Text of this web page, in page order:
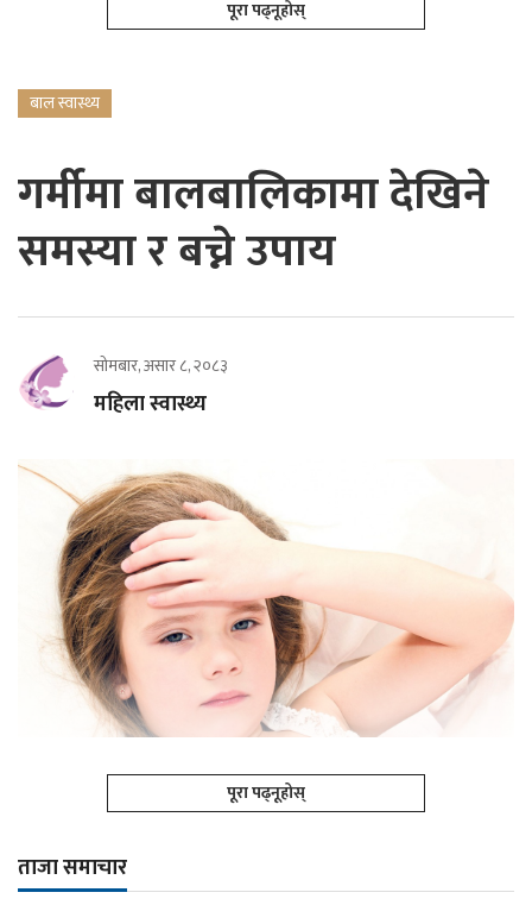
पूरा पढ्नूहोस्
बाल स्वास्थ्य
गर्मीमा बालबालिकामा देखिने
समस्या र बच्ने उपाय
सोमबार, असार ८, २०८३
महिला स्वास्थ्य
पूरा पढ्नूहोस्
ताजा समाचार